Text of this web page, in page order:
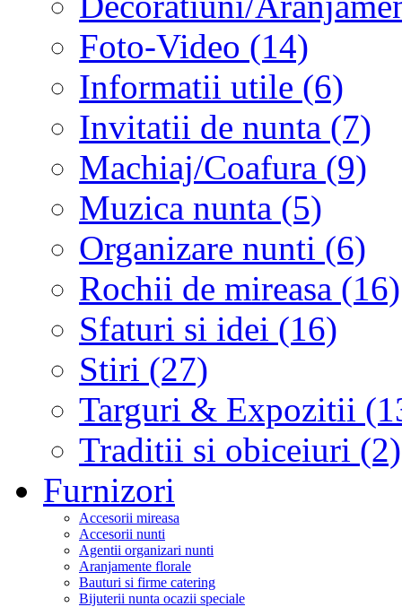
Foto-Video (14)
Informatii utile (6)
Invitatii de nunta (7)
Machiaj/Coafura (9)
Muzica nunta (5)
Organizare nunti (6)
Rochii de mireasa (16)
Sfaturi si idei (16)
Stiri (27)
Targuri & Expozitii
Traditii si obiceiuri (2)
Furnizori
Accesorii mireasa
Accesorii nunti
Agentii organizari nunti
Aranjamente florale
Bauturi si firme catering
Bijuterii nunta ocazii speciale